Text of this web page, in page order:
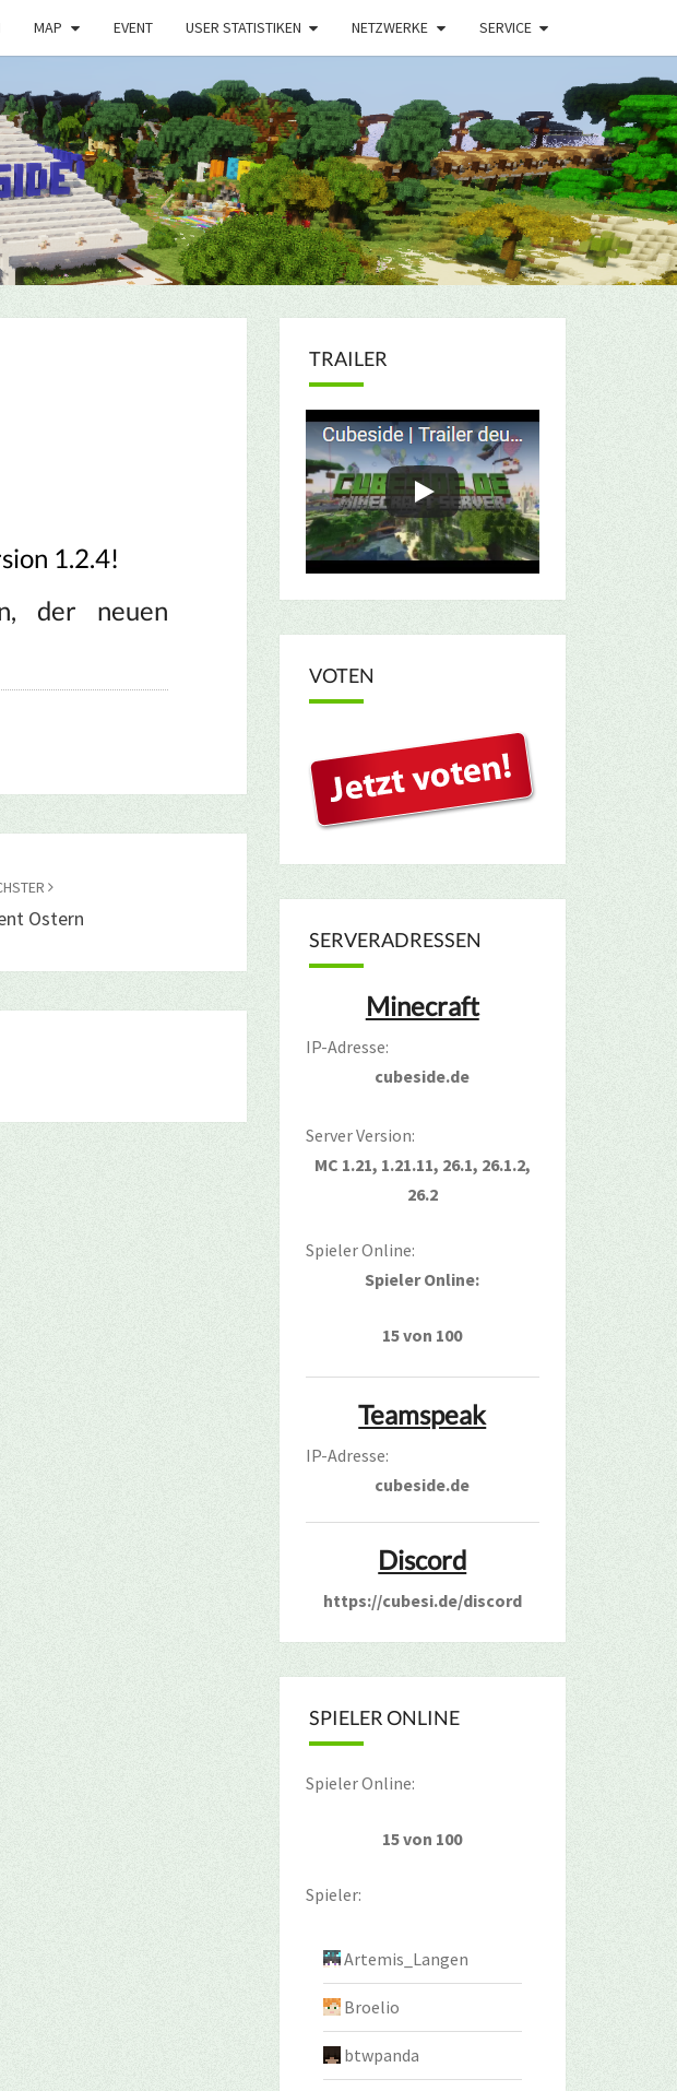
MAP EVENT USER STATISTIKEN NETZWERKE SERVICE
1.2.4!
der neuen
Ostern
TRAILER
VOTEN
SERVERADRESSEN
Minecraft
IP-Adresse:
cubeside.de
Server Version:
MC 1.21, 1.21.11, 26.1, 26.1.2,
26.2
Spieler Online:
Spieler Online:
15 von 100
Teamspeak
IP-Adresse:
cubeside.de
Discord
https://cubesi.de/discord
SPIELER ONLINE
Spieler Online:
15 von 100
Spieler:
Artemis_Langen
Broelio
btwpanda